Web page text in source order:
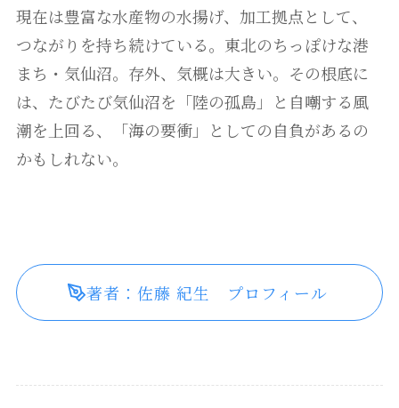
現在は豊富な水産物の水揚げ、加工拠点として、
つながりを持ち続けている。東北のちっぽけな港
まち・気仙沼。存外、気概は大きい。その根底に
は、たびたび気仙沼を「陸の孤島」と自嘲する風
潮を上回る、「海の要衝」としての自負があるの
かもしれない。
著者：佐藤 紀生 プロフィール